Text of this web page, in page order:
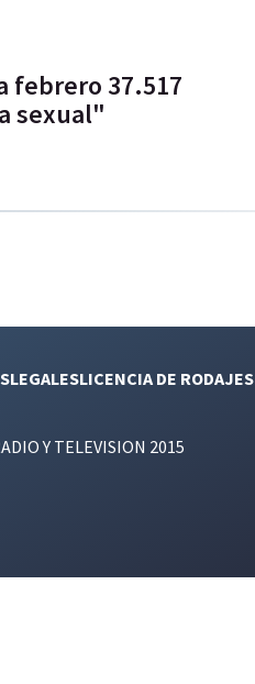
febrero 37.517
sexual"
LEGALESLICENCIA DE RODAJES
Y TELEVISION 2015